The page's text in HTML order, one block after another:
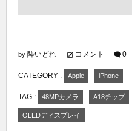
by 酔いどれ コメント 0
CATEGORY : Apple iPhone
TAG : 48MPカメラ A18チップ
OLEDディスプレイ